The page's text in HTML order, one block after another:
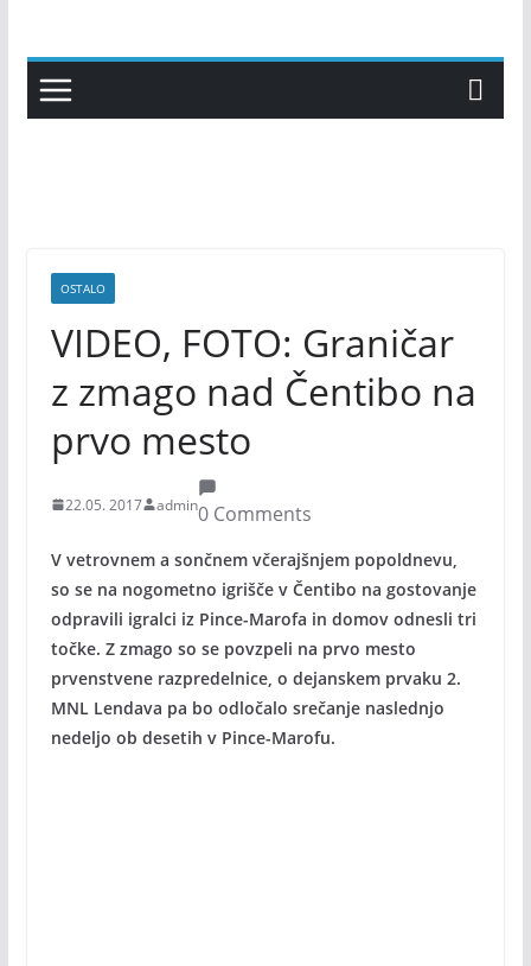
content
OSTALO
VIDEO, FOTO: Graničar
z zmago nad Čentibo na
prvo mesto
22.05. 2017 admin0 Comments
V vetrovnem a sončnem včerajšnjem popoldnevu,
so se na nogometno igrišče v Čentibo na gostovanje
odpravili igralci iz Pince-Marofa in domov odnesli tri
točke. Z zmago so se povzpeli na prvo mesto
prvenstvene razpredelnice, o dejanskem prvaku 2.
MNL Lendava pa bo odločalo srečanje naslednjo
nedeljo ob desetih v Pince-Marofu.